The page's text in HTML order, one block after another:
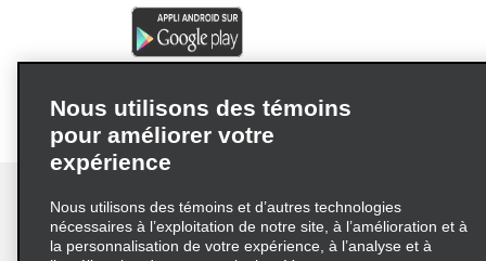
Nous utilisons des témoins
pour améliorer votre
expérience
Nous utilisons des témoins et d’autres technologies
nécessaires à l’exploitation de notre site, à l’amélioration et à
la personnalisation de votre expérience, à l’analyse et à